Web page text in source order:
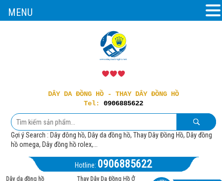
DÂY DA ĐỒNG HỒ - THAY DÂY ĐỒNG HỒ
Tel: 0906885622
Gợi ý Search : Dây đông hồ, Dây da đồng hồ, Thay Dây Đồng Hồ, Dây đồng
hồ omega, Dây đồng hồ rolex,...
Hotline: 0906885622
Dây da đồng hồ
Thay Dây Da Đồng Hồ Ở
MENU